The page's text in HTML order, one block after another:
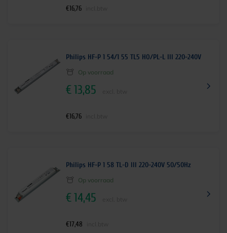
€16,76
Philips HF-P 1 54/1 55 TL5 HO/PL-L III 220-240V
Op voorraad
€13,85
€16,76
Philips HF-P 1 58 TL-D III 220-240V 50/50Hz
Op voorraad
€14,45
€17,48